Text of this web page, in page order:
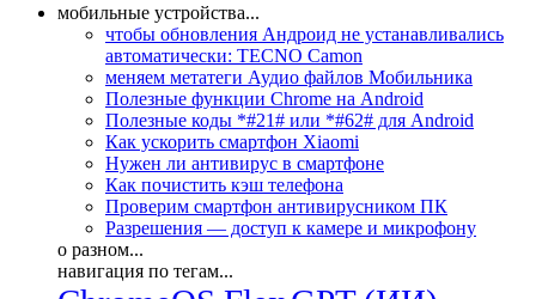
мобильные устройства...
чтобы обновления Андроид не устанавливались
автоматически: TECNO Camon
меняем метатеги Аудио файлов Мобильника
Полезные функции Chrome на Android
Полезные коды *#21# или *#62# для Android
Как ускорить смартфон Xiaomi
Нужен ли антивирус в смартфоне
Как почистить кэш телефона
Проверим смартфон антивирусником ПК
Разрешения — доступ к камере и микрофону
о разном...
навигация по тегам...